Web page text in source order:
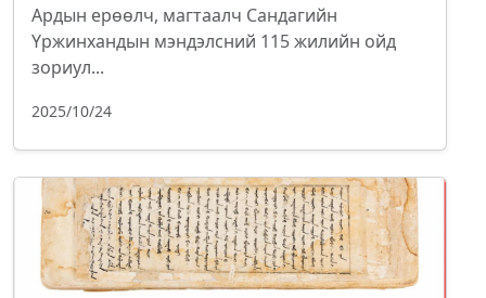
Ардын ерөөлч, магтаалч Сандагийн
Үржинхандын мэндэлсний 115 жилийн ойд
зориул...
2025/10/24